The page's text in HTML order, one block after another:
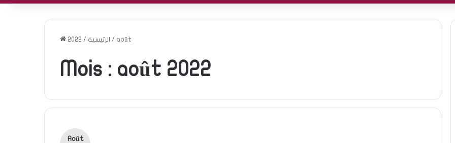
الرئيسية /
2022 / août
Mois : août 2022
Août